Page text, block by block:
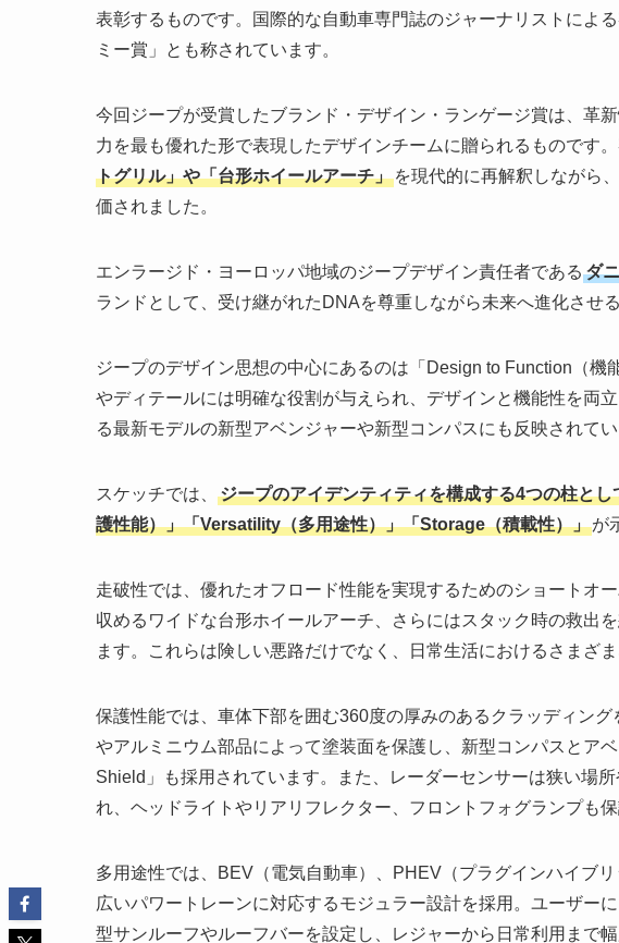
表彰するものです。国際的な自動車専門誌のジャーナリストによ
ミー賞」とも称されています。
今回ジープが受賞したブランド・デザイン・ランゲージ賞は、革
力を最も優れた形で表現したデザインチームに贈られるものです。
トグリル」や「台形ホイールアーチ」 を現代的に再解釈しながら
価されました。
エンラージド・ヨーロッパ地域のジープデザイン責任者である ダ
ランドとして、受け継がれたDNAを尊重しながら未来へ進化させ
ジープのデザイン思想の中心にあるのは「Design to Function（機
やディテールには明確な役割が与えられ、デザインと機能性を両
る最新モデルの新型アベンジャーや新型コンパスにも反映されてい
スケッチでは、
ジープのアイデンティティを構成する4つの柱と
護性能）」「Versatility（多用途性）」「Storage（積載性）」が
走破性では、優れたオフロード性能を実現するためのショートオ
収めるワイドな台形ホイールアーチ、さらにはスタック時の救出
ます。これらは険しい悪路だけでなく、日常生活におけるさまざ
保護性能では、車体下部を囲む360度の厚みのあるクラッディン
やアルミニウム部品によって塗装面を保護し、新型コンパスとア
Shield」も採用されています。また、レーダーセンサーは狭い場
れ、ヘッドライトやリアリフレクター、フロントフォグランプも保
多用途性では、BEV（電気自動車）、PHEV（プラグインハイブ
広いパワートレーンに対応するモジュラー設計を採用。ユーザー
型サンルーフやルーフバーを設定し、レジャーから日常利用まで幅